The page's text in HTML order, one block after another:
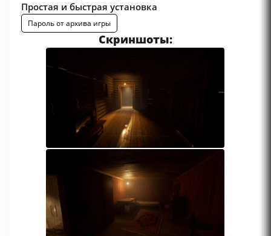
Простая и быстрая установка
Пароль от архива игры
Скриншоты: